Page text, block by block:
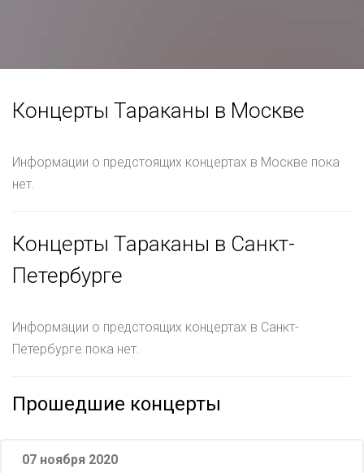
Концерты Тараканы в Москве
Информации о предстоящих концертах в Москве пока
нет.
Концерты Тараканы в Санкт-
Петербурге
Информации о предстоящих концертах в Санкт-
Петербурге пока нет.
Прошедшие концерты
07 ноября 2020